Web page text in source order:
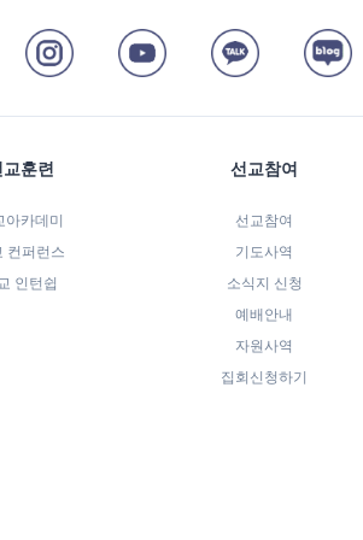
훈련
아카데미
컨퍼런스
인턴쉽
선교참여
선교참여
기도사역
소식지 신청
예배안내
자원사역
집회신청하기